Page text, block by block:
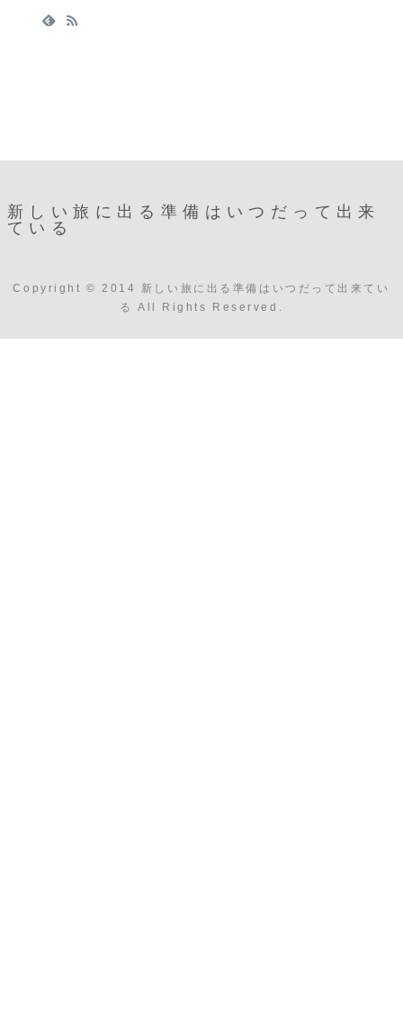
新しい旅に出る準備はいつだって出来
ている
Copyright © 2014 新しい旅に出る準備はいつだって出来てい
る All Rights Reserved.